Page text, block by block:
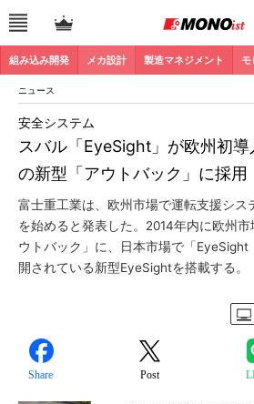
組み込み開発 メカ設計 製造マネジメント モ
ニュース
スバル「EyeSight」が欧州初
の新型「アウトバック」に採用
安全システム
富士重工業は、欧州市場で運転支援シス
を始めると発表した。2014年内に欧州
ウトバック」に、日本市場で「
開されている新型EyeSightを搭載する。
Share Post